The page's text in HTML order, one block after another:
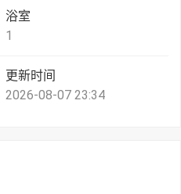
浴室
1
更新时间
2026-08-07 23:34